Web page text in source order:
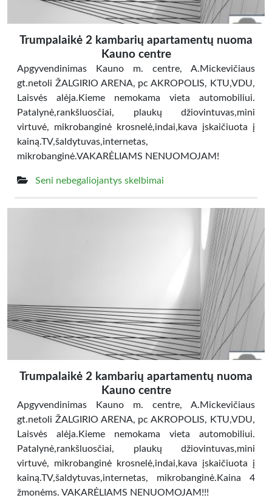
Trumpalaikė 2 kambarių apartamentų nuoma
Kauno centre
Apgyvendinimas Kauno m. centre, A.Mickevičiaus
gt.netoli ŽALGIRIO ARENA, pc AKROPOLIS, KTU,VDU,
Laisvės alėja.Kieme nemokama vieta automobiliui.
Patalynė,rankšluosčiai, plaukų džiovintuvas,mini
virtuvė, mikrobanginė krosnelė,indai,kava įskaičiuota į
kainą.TV,šaldytuvas,internetas,
mikrobanginė.VAKARĖLIAMS NENUOMOJAM!
Seni nebegaliojantys skelbimai
Trumpalaikė 2 kambarių apartamentų nuoma
Kauno centre
Apgyvendinimas Kauno m. centre, A.Mickevičiaus
gt.netoli ŽALGIRIO ARENA, pc AKROPOLIS, KTU,VDU,
Laisvės alėja.Kieme nemokama vieta automobiliui.
Patalynė,rankšluosčiai, plaukų džiovintuvas,mini
virtuvė, mikrobanginė krosnelė,indai,kava įskaičiuota į
kainą.TV,šaldytuvas,internetas, mikrobanginė.Kaina 4
žmonėms. VAKARĖLIAMS NENUOMOJAM!!!